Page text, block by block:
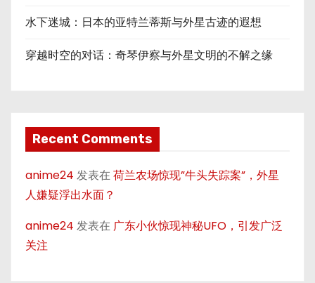
水下迷城：日本的亚特兰蒂斯与外星古迹的遐想
穿越时空的对话：奇琴伊察与外星文明的不解之缘
Recent Comments
anime24 发表在荷兰农场惊现”牛头失踪案”，外星
人嫌疑浮出水面？
anime24 发表在 广东小伙惊现神秘UFO，引发广泛
关注